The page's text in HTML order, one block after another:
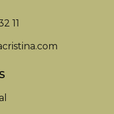
11